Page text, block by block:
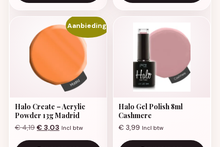
Aanbieding!
Halo Create – Acrylic
Powder 13g Madrid
€4,19 Oorspronkelijke prijs was: € 4,19.
€ 3,03 Huidige prijs is: € 3,03.
Incl btw
Halo Gel Polish 8ml
Cashmere
€ 3,99 Incl btw